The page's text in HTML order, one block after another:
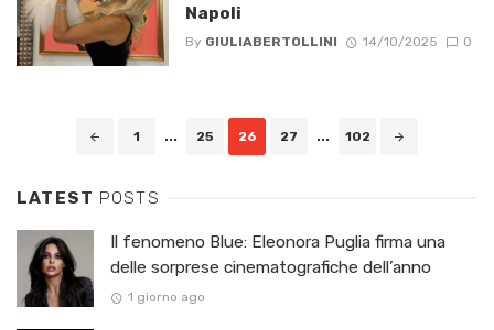
Napoli
By GIULIABERTOLLINI 14/10/2025 0
1 ... 25 26 27 ... 102
LATEST POSTS
Il fenomeno Blue: Eleonora Puglia firma una
delle sorprese cinematografiche dell’anno
1 giorno ago